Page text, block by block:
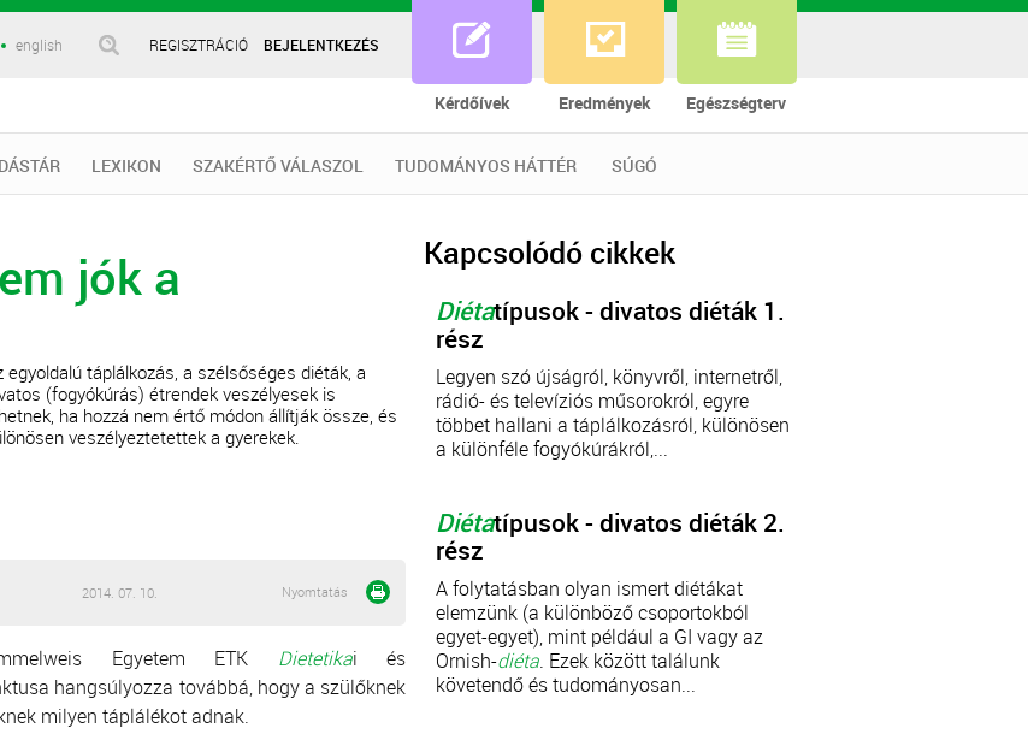
english REGISZTRÁCIÓ BEJELENTKEZÉS
Kérdőívek Eredmények Egészségterv
LEXIKON SZAKÉRTŐ VÁLASZOL TUDOMÁNYOS HÁTTÉR SÚGÓ
jók a
egyoldalú táplálkozás, a szélsőséges diéták, a
(fogyókúrás) étrendek veszélyesek is
ha hozzá nem értő módon állítják össze, és
veszélyeztetettek a gyerekek.
2014. 07. 10. Nyomtatás
Egyetem ETK Dietetikai és
hangsúlyozza továbbá, hogy a szülőknek
milyen táplálékot adnak.
Kapcsolódó cikkek
Diétatípusok - divatos diéták 1.
rész
Legyen szó újságról, könyvről, internetről,
rádió- és televíziós műsorokról, egyre
többet hallani a táplálkozásról, különösen
a különféle fogyókúrákról,...
Diétatípusok - divatos diéták 2.
rész
A folytatásban olyan ismert diétákat
elemzünk (a különböző csoportokból
egyet-egyet), mint például a GI vagy az
Ornish-diéta. Ezek között találunk
követendő és tudományosan...